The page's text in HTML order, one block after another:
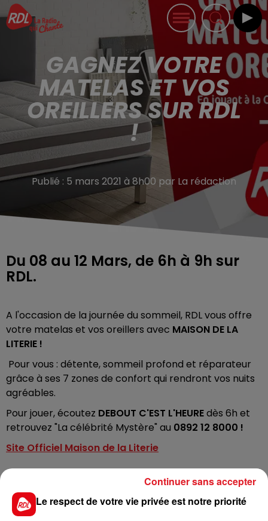
GAGNEZ VOTRE
MATELAS ET VOS
OREILLERS SUR RDL
!
Publié : 5 mars 2021 à 8h00 par La rédaction
Du 08 au 12 Mars, de 6h à 9h sur
RDL.
A l'occasion de la journée du sommeil, RDL vous offre
votre matelas et vos oreillers avec MAISON DE LA
LITERIE !
Pour vous : détente, sommeil profond et réparateur
grâce à ses 7 zones de confort qui rendront vos nuits
agréables.
Pour jouer, écoutez DEBOUT C'EST L'HEUREdès 6h et
retrouvez "La célébrité Mystère" au 0892 12 8000 !
Site Officiel Maison de la Literie
FIL D'ACTUS
Le respect de votre vie privée est notre priorité
Continuer sans accepter